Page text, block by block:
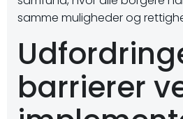
samme muligheder og
barrierer